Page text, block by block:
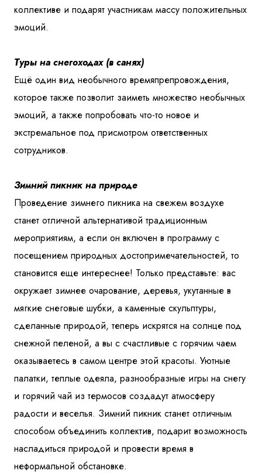
коллективе и подарят участникам массу положительных
эмоций.
Туры на снегоходах (в санях)
Ещё один вид необычного времяпрепровождения,
которое также позволит заиметь множество необычных
эмоций, а также попробовать что-то новое и
экстремальное под присмотром ответственных
сотрудников.
Зимний пикник на природе
Проведение зимнего пикника на свежем воздухе
станет отличной альтернативой традиционным
мероприятиям, а если он включен в программу с
посещением природных достопримечательностей, то
становится еще интереснее! Только представьте: вас
окружает зимнее очарование, деревья, укутанные в
мягкие снеговые шубки, а каменные скульптуры,
сделанные природой, теперь искрятся на солнце под
снежной пеленой, а вы с счастливые с горячим чаем
оказываетесь в самом центре этой красоты. Уютные
палатки, теплые одеяла, разнообразные игры на снегу
и горячий чай из термосов создадут атмосферу
радости и веселья. Зимний пикник станет отличным
способом объединить коллектив, подарит возможность
насладиться природой и провести время в
неформальной обстановке.